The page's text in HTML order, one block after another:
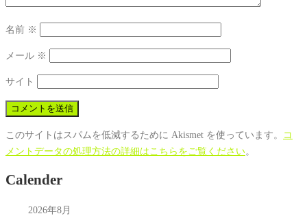
名前 ※
メール ※
サイト
このサイトはスパムを低減するために Akismet を使っています。
コ
メントデータの処理方法の詳細はこちらをご覧ください。
Calender
2026年8月